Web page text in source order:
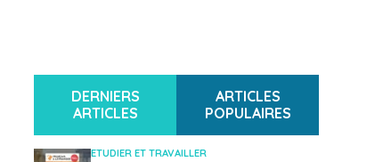
DERNIERS
ARTICLES
ARTICLES
POPULAIRES
ETUDIER ET TRAVAILLER